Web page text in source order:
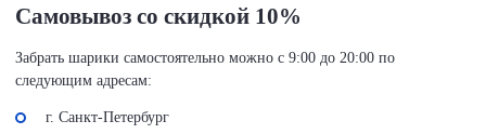
Самовывоз со скидкой 10%
Забрать шарики самостоятельно можно с 9:00 до 20:00 по
следующим адресам:
г. Санкт-Петербург